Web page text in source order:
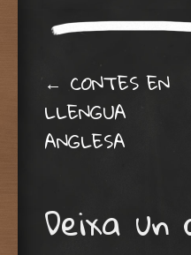
Post
← CONTES EN
LLENGUA
ANGLESA
Deixa